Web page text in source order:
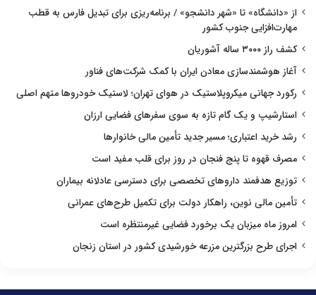
از «دانشگاه» تا «شهر دانشجو» / برنامه‌ریزی برای تبدیل فارس به قطب
مهارت‌افزایی جنوب کشور
کشف راز ۳۰۰۰ ساله آشوریان
آغاز هوشمندسازی معادن ایران با کمک شرکت‌های فناور
رکورد جهانی میکروپلاستیک در هوای تهران؛ لاستیک خودروها متهم اصلی
استارشیپ و یک گام تازه به سوی سفرهای فضایی ارزان
رشد خرید اعتباری؛ مسیر جدید تأمین مالی خانوارها
مصرف قهوه تا پنج فنجان در روز برای قلب مفید است
توزیع هدفمند داروهای تخصصی برای دسترسی عادلانه بیماران
تأمین مالی نوین، راهکار دولت برای تکمیل طرح‌های عمرانی
امروز ماه میزبان یک برخورد فضایی غیرمنتظره است
اجرای طرح بزرگترین مزرعه خورشیدی کشور در استان زنجان